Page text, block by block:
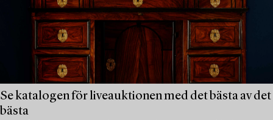
Se katalogen för liveauktionen med det bästa av det
bästa